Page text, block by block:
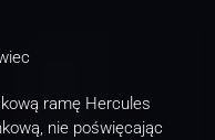
ramę Hercules
nie poświęcając